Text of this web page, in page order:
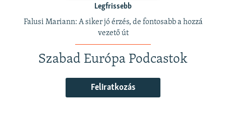
Legfrissebb
Falusi Mariann: A siker jó érzés, de fontosabb a hozzá
vezető út
Szabad Európa Podcastok
Feliratkozás